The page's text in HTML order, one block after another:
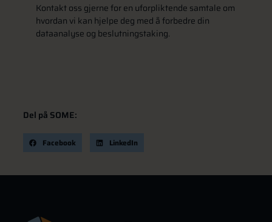
Kontakt oss gjerne for en uforpliktende samtale om
hvordan vi kan hjelpe deg med å forbedre din
dataanalyse og beslutningstaking.
Del på SOME:
Facebook LinkedIn